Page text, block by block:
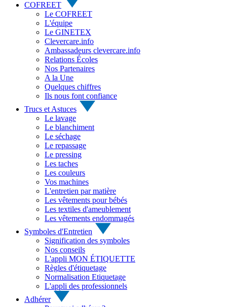
COFREET
Le COFREET
L'équipe
Le GINETEX
Clevercare.info
Ambassadeurs clevercare.info
Relations Écoles
Nos Partenaires
A la Une
Quelques chiffres
Ils nous font confiance
Trucs et Astuces
Le lavage
Le blanchiment
Le séchage
Le repassage
Le pressing
Les taches
Les couleurs
Vos machines
L'entretien par matière
Les vêtements pour bébés
Les textiles d'ameublement
Les vêtements endommagés
Symboles d'Entretien
Signification des symboles
Nos conseils
L'appli MON ÉTIQUETTE
Règles d'étiquetage
Normalisation Etiquetage
L'appli des professionnels
Adhérer